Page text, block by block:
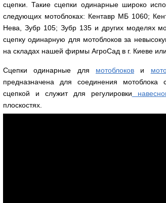
сцепки. Такие сцепки одинарные широко
следующих мотоблоках: Кентавр МБ 1060;
Нева, Зубр 105; Зубр 135 и других моделях
сцепку одинарную для мотоблоков за
на складах нашей фирмы АгроСад в г. Киеве
Сцепки одинарные для мотоблоков и
предназначена для соединения мотоблока
сцепкой и служит для регулировки
плоскостях.